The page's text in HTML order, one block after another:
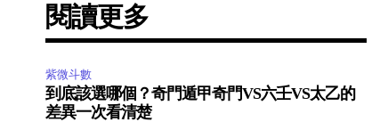
閱讀更多
紫微斗數
到底該選哪個？奇門遁甲奇門VS六壬VS太乙的
差異一次看清楚